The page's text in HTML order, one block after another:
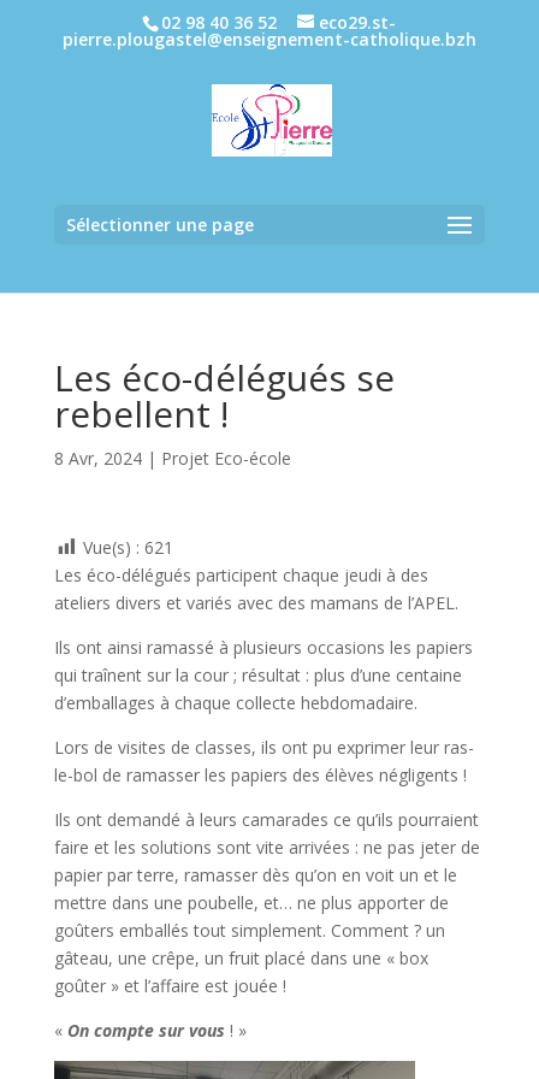
02 98 40 36 52 eco29.st-
pierre.plougastel@enseignement-catholique.bzh
Sélectionner une page
Les éco-délégués se
rebellent !
8 Avr, 2024| Projet Eco-école
Vue(s) : 621
Les éco-délégués participent chaque jeudi à des
ateliers divers et variés avec des mamans de l’APEL.
Ils ont ainsi ramassé à plusieurs occasions les papiers
qui traînent sur la cour ; résultat : plus d’une centaine
d’emballages à chaque collecte hebdomadaire.
Lors de visites de classes, ils ont pu exprimer leur ras-
le-bol de ramasser les papiers des élèves négligents !
Ils ont demandé à leurs camarades ce qu’ils pourraient
faire et les solutions sont vite arrivées : ne pas jeter de
papier par terre, ramasser dès qu’on en voit un et le
mettre dans une poubelle, et… ne plus apporter de
goûters emballés tout simplement. Comment ? un
gâteau, une crêpe, un fruit placé dans une « box
goûter » et l’affaire est jouée !
« On compte sur vous ! »